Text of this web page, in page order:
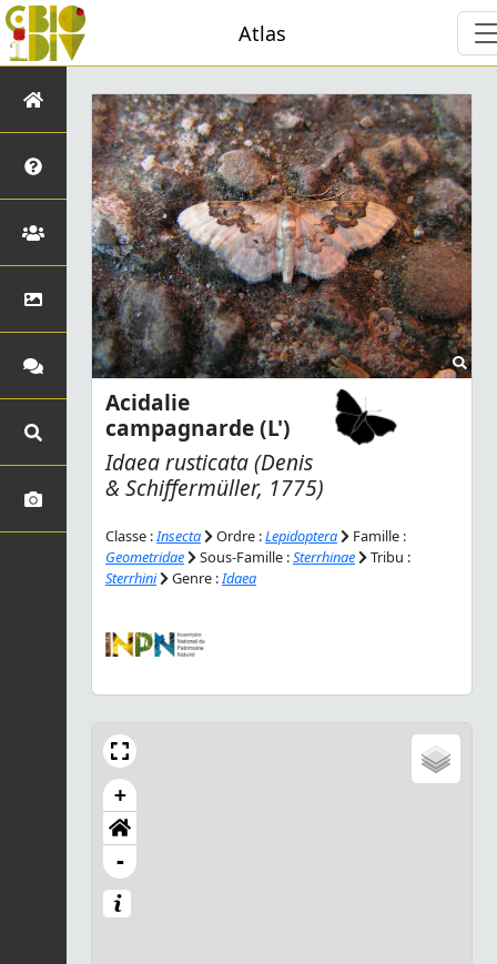
Atlas
Acidalie
campagnarde (L')
Idaea rusticata(Denis
& Schiffermüller, 1775)
Classe :Insecta Ordre :Lepidoptera
Famille :
Geometridae
Sous-Famille :Sterrhinae
Tribu :
Sterrhini
Genre :Idaea
+
-